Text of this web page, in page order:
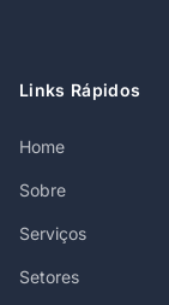
Links Rápidos
Home
Sobre
Serviços
Setores